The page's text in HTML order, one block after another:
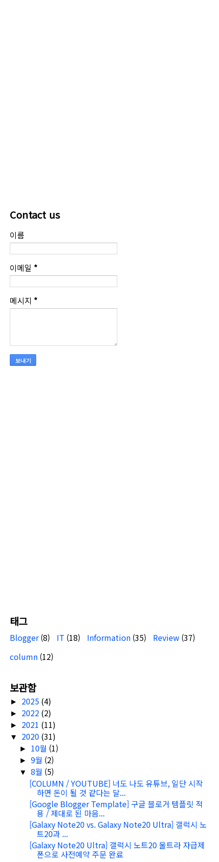
Contact us
이름
이메일 *
메시지 *
태그
Blogger (8) IT (18) Information (35) Review (37)
column (12)
보관함
► 2025 (4)
► 2022 (2)
► 2021 (11)
▼ 2020 (31)
► 10월 (1)
►9월 (2)
▼8월 (5)
[COLUMN / YOUTUBE] 너도 나도 유튜브, 일단 시작
하면 돈이 될 것 같다는 달...
[Google Blogger Template] 구글 블로거 템플릿 적
용 / 제대로 된 마음...
[Galaxy Note20 vs. Galaxy Note20 Ultra] 갤럭시 노
트20과 ...
[Galaxy Note20 Ultra] 갤럭시 노트20 울트라 자급제
폰으로 사전예약 주문 완료